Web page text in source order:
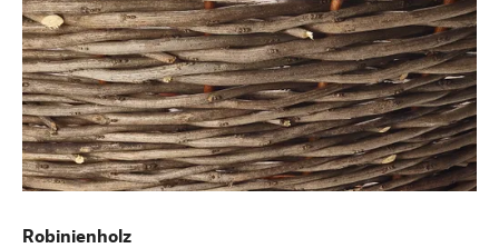
Robinienholz